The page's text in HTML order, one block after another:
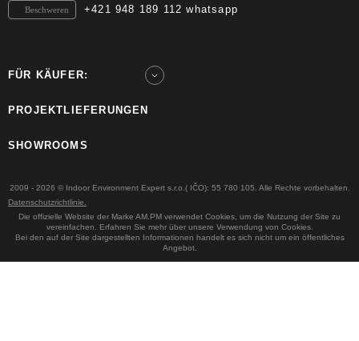
+421 948 189 112 whatsapp
Beschweren
FÜR KÄUFER:
PROJEKTLIEFERUNGEN
SHOWROOMS
2009 - 2026 © Indoor Environment Expert s.r.o.( IČO): 55 780 105. Alle Rechte vorbehalten.
Datenschutzrichtlinie.
Die offizielle Website der Marke AM.PM verwendet Cookies, um die Nutzung der Site zu
vereinfachen. Erfahren Sie mehr über unsere Verwendung von Cookies.
Bei den auf der Site dargestellten Informationen handelt es sich nicht um ein öffentliches
Angebot.